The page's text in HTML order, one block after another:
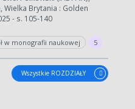
Wielka Brytania : Golden
- s. 105-140
w monografii naukowej 5
Wszystkie ROZDZIAŁY